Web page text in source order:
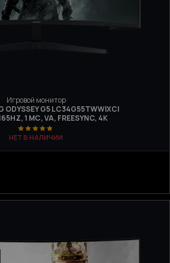
Игровой монитор
ODYSSEY G5 LC34G55TWWIXCI
1 МС, VA, FREESYNC, 4K
НЕТ В НАЛИЧИИ